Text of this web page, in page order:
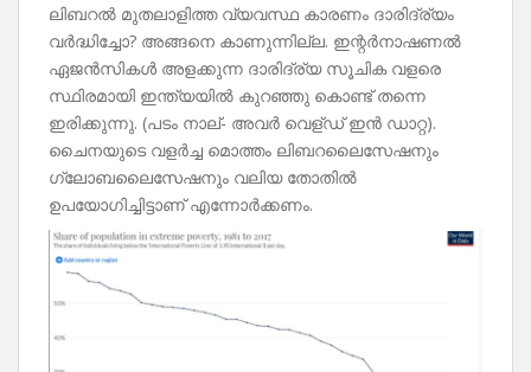
ലിബറൽ മുതലാളിത്ത വ്യവസ്ഥ കാരണം ദാരിദ്ര്യം
വർദ്ധിച്ചോ? അങ്ങനെ കാണുന്നില്ല. ഇന്റർനാഷണൽ
ഏജൻസികൾ അളക്കുന്ന ദാരിദ്ര്യ സൂചിക വളരെ
സ്ഥിരമായി ഇന്ത്യയിൽ കുറഞ്ഞു കൊണ്ട് തന്നെ
ഇരിക്കുന്നു. (പടം നാല്- അവർ വെള്ഡ് ഇൻ ഡാറ്റ).
ചൈനയുടെ വളർച്ച മൊത്തം ലിബറലൈസേഷനും
ഗ്ലോബലൈസേഷനും വലിയ തോതിൽ
ഉപയോഗിച്ചിട്ടാണ് എന്നോർക്കണം.